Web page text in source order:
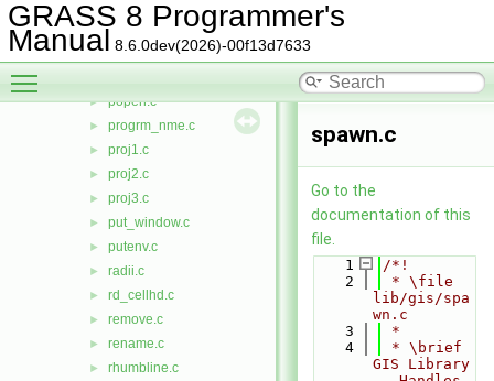
GRASS 8 Programmer's
Manual 8.6.0dev(2026)-00f13d7633
► percent.c
► pi.h
► plot.c
► popen.c
► progrm_nme.c
► proj1.c
► proj2.c
► proj3.c
► put_window.c
► putenv.c
► radii.c
► rd_cellhd.c
► remove.c
► rename.c
► rhumbline.c
spawn.c
Go to the
documentation of this
file.
    1
/*!
    2
* \file
lib/gis/spa
wn.c
    3
*
    4
* \brief
GIS Library